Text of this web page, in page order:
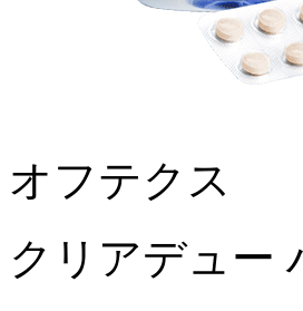
オフテクス
クリアデュー